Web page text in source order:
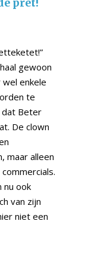
pret!
gewoon
wel enkele
te
dat Beter
De clown
maar alleen
nu ook
van zijn
niet een